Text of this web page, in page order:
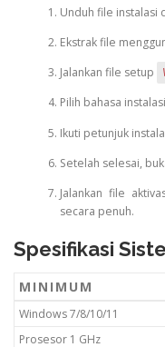
Unduh file instalasi
Ekstrak file
Jalankan file setup
Pilih bahasa
Ikuti petunjuk
Setelah selesai,
Jalankan file
secara penuh.
Spesifikasi
MINIMUM
Windows 7/8/10/11
Prosesor 1 GHz